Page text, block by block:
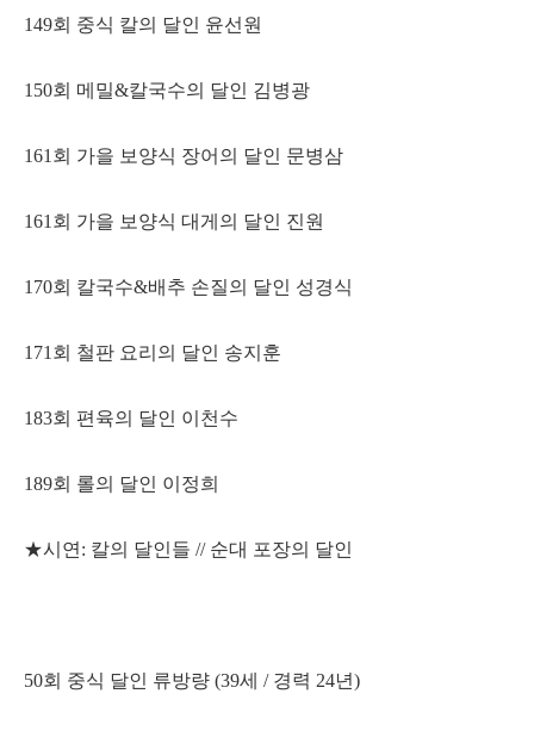
149회 중식 칼의 달인 윤선원
150회 메밀&칼국수의 달인 김병광
161회 가을 보양식 장어의 달인 문병삼
161회 가을 보양식 대게의 달인 진원
170회 칼국수&배추 손질의 달인 성경식
171회 철판 요리의 달인 송지훈
183회 편육의 달인 이천수
189회 롤의 달인 이정희
★시연: 칼의 달인들 // 순대 포장의 달인
50회 중식 달인 류방량 (39세 / 경력 24년)